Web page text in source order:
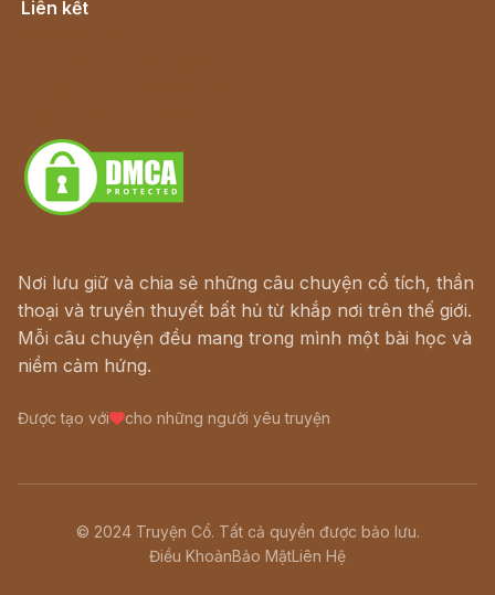
Liên kết
Nơi lưu giữ và chia sẻ những câu chuyện cổ tích, thần
thoại và truyền thuyết bất hủ từ khắp nơi trên thế giới.
Mỗi câu chuyện đều mang trong mình một bài học và
niềm cảm hứng.
Được tạo với cho những người yêu truyện
© 2024 Truyện Cổ. Tất cả quyền được bảo lưu.
Điều KhoảnBảo MậtLiên Hệ